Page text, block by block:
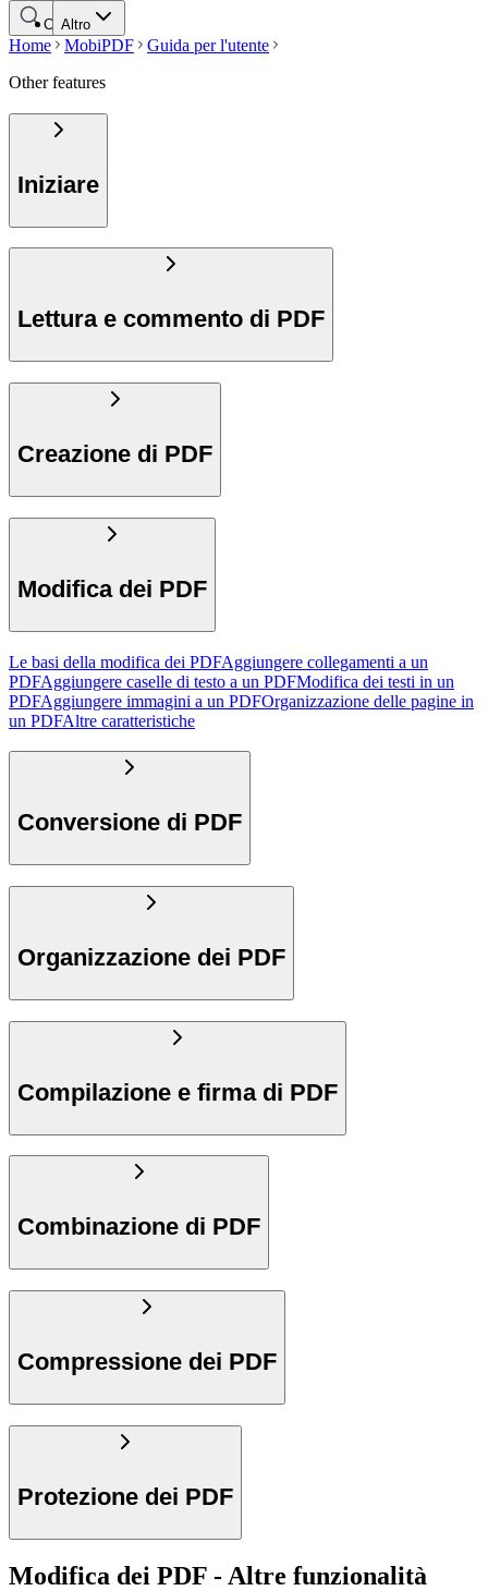
Altro
Cerca
Home MobiPDF
Guida per l'utente
Other features
Iniziare
Lettura e commento di PDF
Creazione di PDF
Modifica dei PDF
Le basi della modifica dei PDFAggiungere collegamenti a un
PDFAggiungere caselle di testo a un PDFModifica dei testi in un
PDFAggiungere immagini a un PDFOrganizzazione delle pagine in
un PDFAltre caratteristiche
Conversione di PDF
Organizzazione dei PDF
Compilazione e firma di PDF
Combinazione di PDF
Compressione dei PDF
Protezione dei PDF
Modifica dei PDF - Altre funzionalità